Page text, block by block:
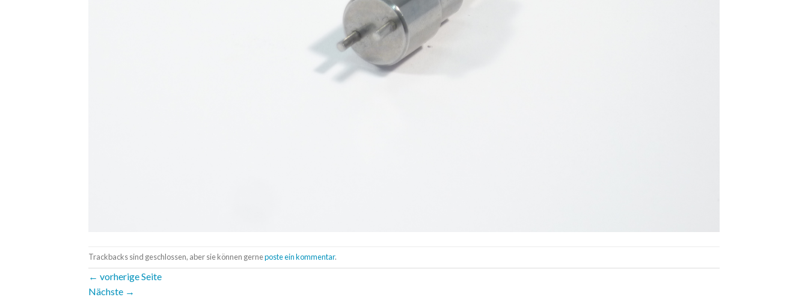
Trackbacks sind geschlossen, aber sie können gerneposte ein kommentar.
← vorherige Seite
Nächste →